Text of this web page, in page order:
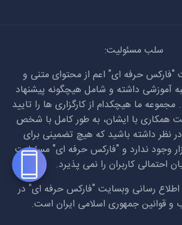
سلب مسئولیت:
"فارکس حرفه ای" اعم از محتوای متنی و
آموزشی داشته و شامل هیچگونه پیشنهاد
ما هیچکدام از کارگزاری ها را تایید
همکاری با ایشان، به طور کامل با شخص
نظر داشته باشید که هیچ تضمینی برای
وجود ندارد و "فارکس حرفه ای" مسئولیت
احتمالی کاربران را نمی پذیرد.
رسانی وبسایت "فارکس حرفه ای" در
و قوانین جمهوری اسلامی ایران است.